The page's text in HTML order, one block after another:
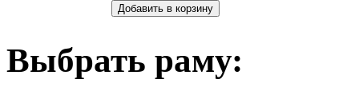
Выбрать раму: